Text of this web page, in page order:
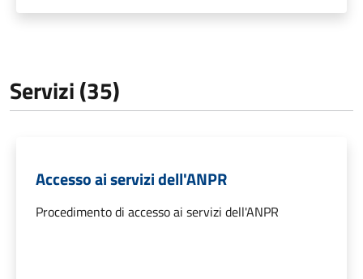
Servizi (35)
Accesso ai servizi dell'ANPR
Procedimento di accesso ai servizi dell'ANPR